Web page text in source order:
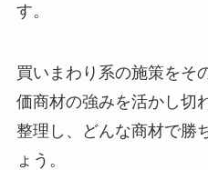
す。
買いまわり系の施策をそ
価商材の強みを活かし切
整理し、どんな商材で勝
ょう。